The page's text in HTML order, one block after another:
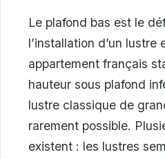
Le plafond bas est le
l’installation d’un lustre
appartement français
hauteur sous plafond
lustre classique de
rarement possible.
existent : les lustres